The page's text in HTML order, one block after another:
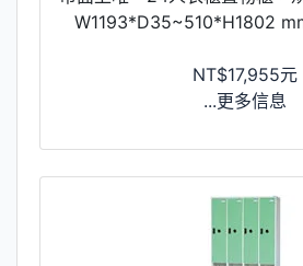
W1193*D35~510*H1802
NT$17,955元
...更多信息